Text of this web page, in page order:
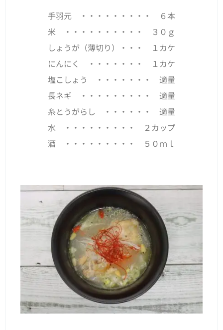
手羽元 ・・・・・・・・・ ６本
米 ・・・・・・・・・・ ３０ｇ
しょうが（薄切り）・・・ １カケ
にんにく ・・・・・・・ １カケ
塩こしょう ・・・・・・・ 適量
長ネギ ・・・・・・・・・ 適量
糸とうがらし ・・・・・・ 適量
水 ・・・・・・・・・ ２カップ
酒 ・・・・・・・・・ ５０ｍｌ